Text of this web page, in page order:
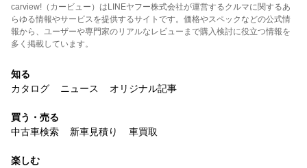
carview!（カービュー）はLINEヤフー株式会社が運営するクルマに関するあ
らゆる情報やサービスを提供するサイトです。価格やスペックなどの公式情
報から、ユーザーや専門家のリアルなレビューまで購入検討に役立つ情報を
多く掲載しています。
知る
カタログ
ニュース オリジナル記事
買う・売る
中古車検索
新車見積り 車買取
楽しむ